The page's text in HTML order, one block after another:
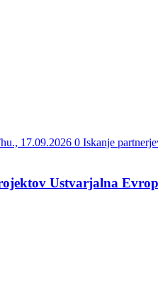
17.09.2026 0 Iskanje
Ustvarjalna